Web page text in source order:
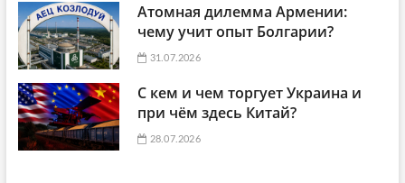
Атомная дилемма Армении:
чему учит опыт Болгарии?
31.07.2026
С кем и чем торгует Украина и
при чём здесь Китай?
28.07.2026